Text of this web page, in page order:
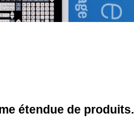
étendue de produits.